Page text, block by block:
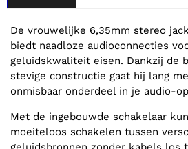
De vrouwelijke 6,35mm stereo
biedt naadloze audioconnecties
geluidskwaliteit eisen. Dankzij de
stevige constructie gaat hij lang
onmisbaar onderdeel in je audio-
Met de ingebouwde schakelaar
moeiteloos schakelen tussen